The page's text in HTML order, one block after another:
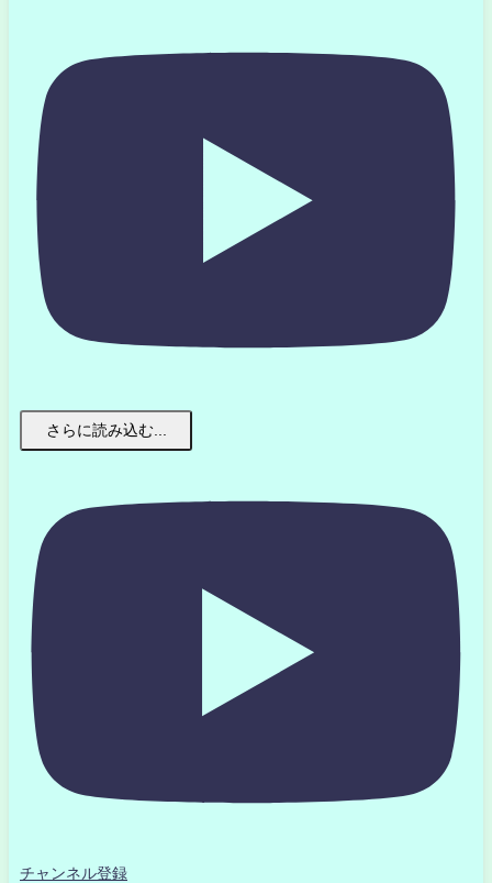
さらに読み込む...
チャンネル登録